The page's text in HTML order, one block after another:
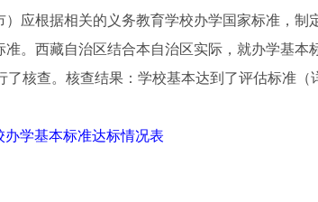
应根据相关的义务教育学校办学国家标准，制
。西藏自治区结合本自治区实际，就办学基本
核查。核查结果：学校基本达到了评估标准（
学基本标准达标情况表